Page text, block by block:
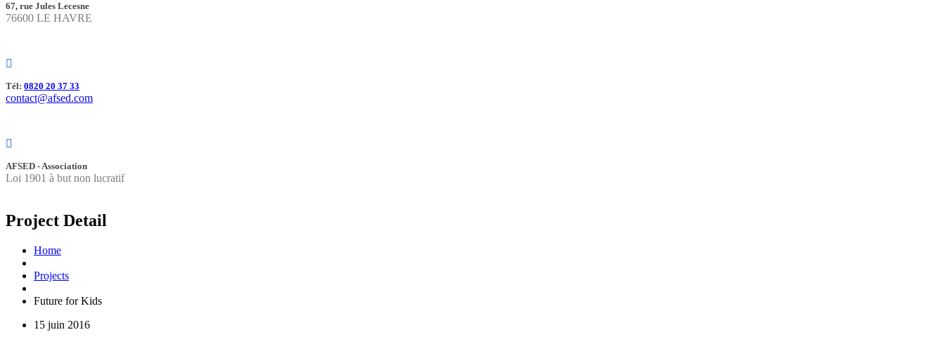
67, rue Jules Lecesne
76600 LE HAVRE
Tél: 0820 20 37 33
contact@afsed.com
AFSED - Association
Loi 1901 à but non lucratif
Project Detail
Home
Projects
Future for Kids
15 juin 2016